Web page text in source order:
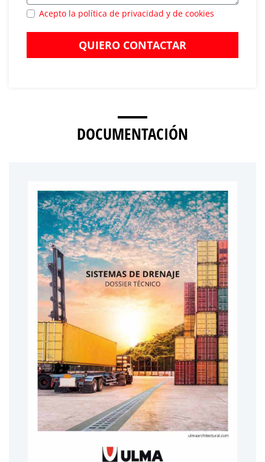
Acepto la política de privacidad y de cookies
QUIERO CONTACTAR
DOCUMENTACIÓN